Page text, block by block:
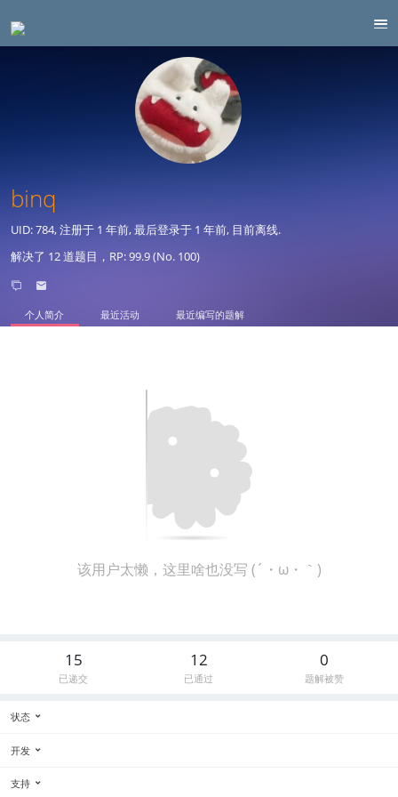
binq
UID: 784, 注册于 1 年前, 最后登录于 1 年前, 目前离线.
解决了 12 道题目，RP: 99.9 (No. 100)
个人简介 最近活动 最近编写的题解
该用户太懒，这里啥也没写 (´・ω・｀)
15
已递交
12
已通过
0
题解被赞
状态
开发
支持